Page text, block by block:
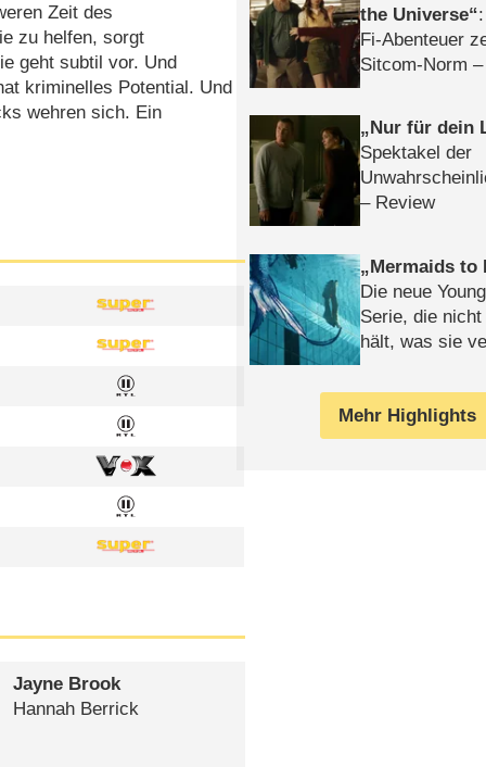
Zeit des
zu helfen, sorgt
geht subtil vor. Und
kriminelles Potential. Und
wehren sich. Ein
Jayne Brook
Hannah Berrick
the Universe
Fi-Abenteuer
Sitcom-Norm
Nur für dein
Spektakel der
– Review
Mermaids to
Die neue
Serie, die
hält, was sie
Mehr Highlights